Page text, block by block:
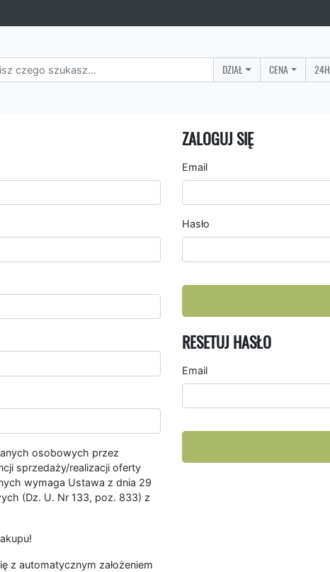
DZIAŁ CENA
osobowych przez
sprzedaży/realizacji oferty
wymaga Ustawa z dnia 29
(Dz. U. Nr 133, poz. 833) z
z automatycznym założeniem
ZALOGUJ SIĘ
Email
Hasło
RESETUJ HASŁO
Email